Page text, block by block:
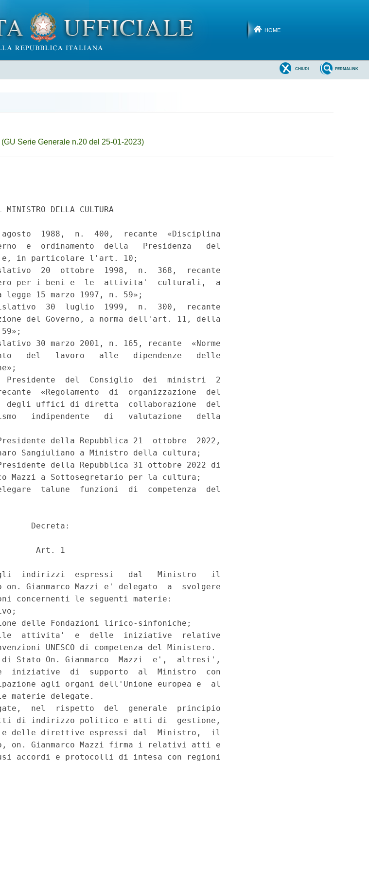
HOME
PERMALINK
CHIUDI
(GU Serie Generale n.20 del 25-01-2023)